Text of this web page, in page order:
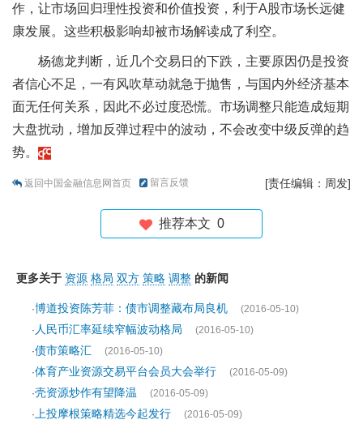
作，让市场回归理性投资和价值投资，利于A股市场长远健
康发展。这些积极影响却被市场解读成了利空。
杨德龙判断，近几个交易日的下跌，主要原因仍是投资
者信心不足，一有风吹草动就急于抛售，与国内外经济基本
面无任何关系，因此不必过度恐慌。市场调整只能造成短期
大盘扰动，增加反弹过程中的波动，不会改变中级反弹的趋
势。
返回中国金融信息网首页 留言反馈 [责任编辑：周发]
推荐本文 0
更多关于 资源 格局 双方 策略 调整 的新闻
·博道投资陈芳菲：债市调整藏布局良机
(2016-05-10)
· 人民币汇率延续窄幅波动格局
(2016-05-10)
·债市策略汇
(2016-05-10)
·体育产业资源交易平台会员大会举行
(2016-05-09)
·壳资源炒作有望降温
(2016-05-09)
·上投摩根策略精选今起发行 (2016-05-09)